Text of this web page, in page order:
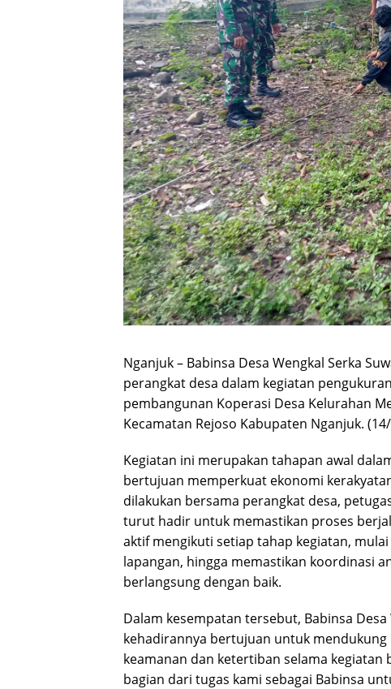
Nganjuk – Babinsa Desa Wengkal Serka
perangkat desa dalam kegiatan
pembangunan Koperasi Desa Kelurahan
Kecamatan Rejoso Kabupaten Nganjuk.
Kegiatan ini merupakan tahapan awal
bertujuan memperkuat ekonomi
dilakukan bersama perangkat desa,
turut hadir untuk memastikan proses
aktif mengikuti setiap tahap kegiatan,
lapangan, hingga memastikan koordinasi
berlangsung dengan baik.
Dalam kesempatan tersebut, Babinsa
kehadirannya bertujuan untuk
keamanan dan ketertiban selama
bagian dari tugas kami sebagai Babinsa